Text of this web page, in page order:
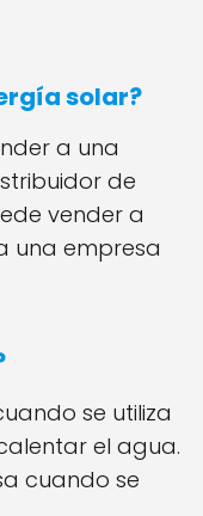
solar?
a una
de
vender a
una empresa
se utiliza
el agua.
cuando se